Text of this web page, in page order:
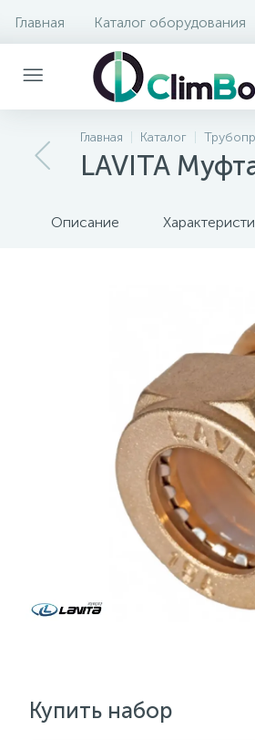
Главная Каталог оборудования
Главная Каталог
LAVITA
Описание
Купить набор